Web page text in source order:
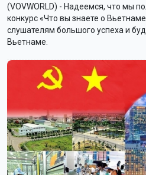
(VOVWORLD) - Надеемся, что мы
конкурс «Что вы знаете о
слушателям большого успеха и
Вьетнаме.